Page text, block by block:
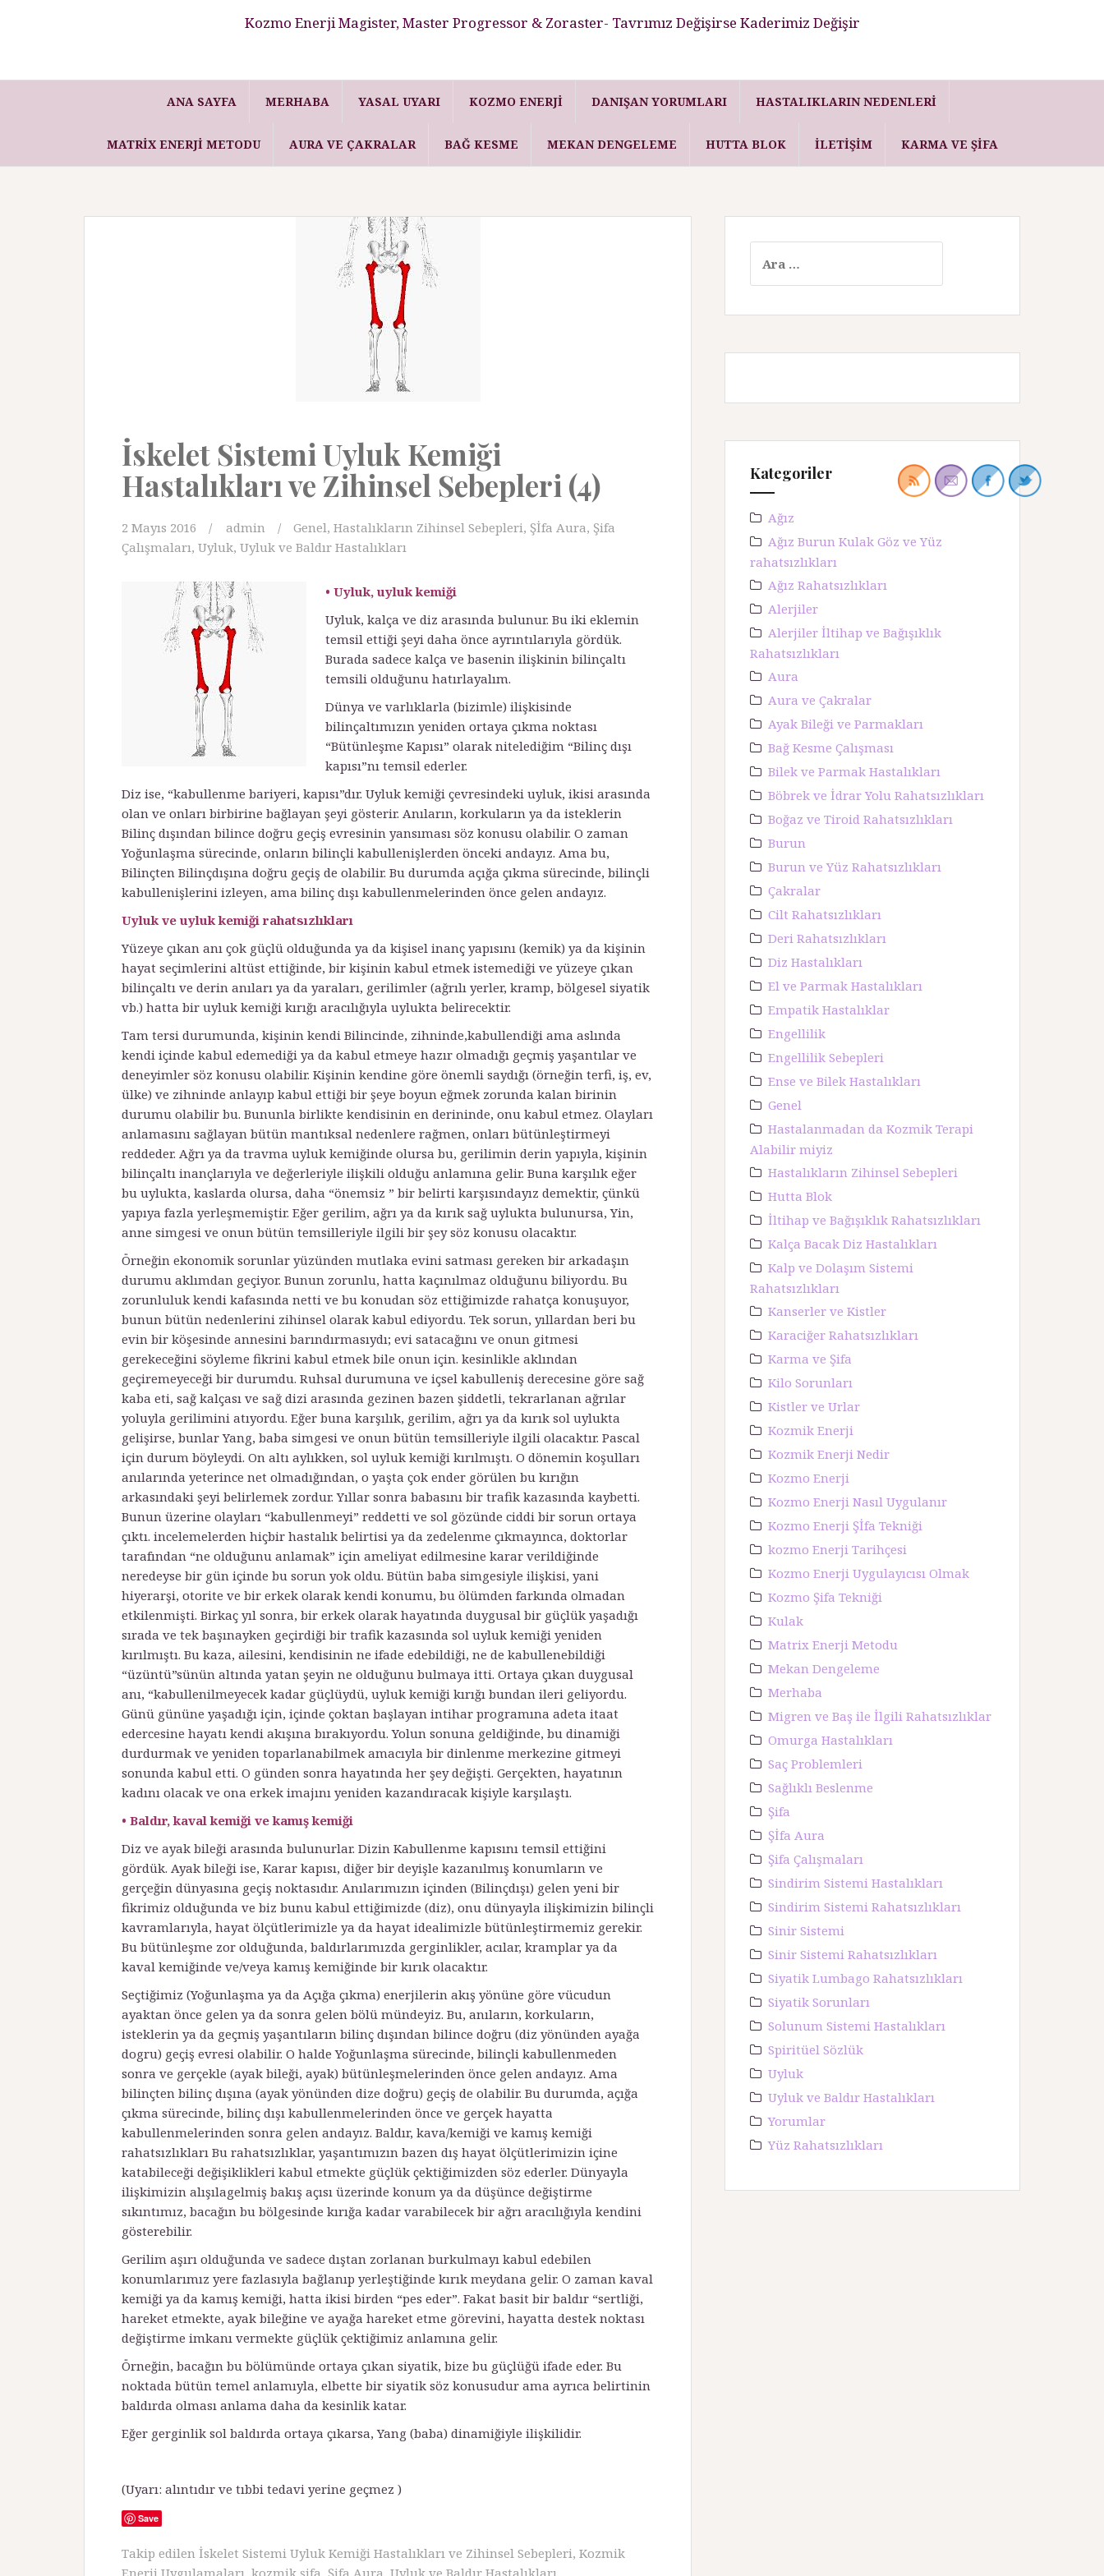
Kozmo Enerji Magister, Master Progressor & Zoraster- Tavrımız Değişirse Kaderimiz Değişir
ANA SAYFA MERHABA YASAL UYARI KOZMO ENERJI DANIŞAN YORUMLARI HASTALIKLARIN NEDENLERI
MATRIX ENERJI METODU AURA VE ÇAKRALAR BAĞ KESME MEKAN DENGELEME HUTTA BLOK İLETIŞIM KARMA VE ŞIFA
İskelet Sistemi Uyluk Kemiği
Hastalıkları ve Zihinsel Sebepleri (4)
2 Mayıs 2016 admin Genel, Hastalıkların Zihinsel Sebepleri, Şİfa Aura, Şifa
Çalışmaları, Uyluk, Uyluk ve Baldır Hastalıkları
• Uyluk, uyluk kemiği
Uyluk, kalça ve diz arasında bulunur. Bu iki eklemin
temsil ettiği şeyi daha önce ayrıntılarıyla gördük.
Burada sadece kalça ve basenin ilişkinin bilinçaltı
temsili olduğunu hatırlayalım.
Dünya ve varlıklarla (bizimle) ilişkisinde
bilinçaltımızın yeniden ortaya çıkma noktası
“Bütünleşme Kapısı” olarak nitelediğim “Bilinç dışı
kapısı”nı temsil ederler.
Diz ise, “kabullenme bariyeri, kapısı”dır. Uyluk kemiği çevresindeki uyluk, ikisi arasında
olan ve onları birbirine bağlayan şeyi gösterir. Anıların, korkuların ya da isteklerin
Bilinç dışından bilince doğru geçiş evresinin yansıması söz konusu olabilir. O zaman
Yoğunlaşma sürecinde, onların bilinçli kabullenişlerden önceki andayız. Ama bu,
Bilinçten Bilinçdışına doğru geçiş de olabilir. Bu durumda açığa çıkma sürecinde, bilinçli
kabullenişlerini izleyen, ama bilinç dışı kabullenmelerinden önce gelen andayız.
Uyluk ve uyluk kemiği rahatsızlıkları
Yüzeye çıkan anı çok güçlü olduğunda ya da kişisel inanç yapısını (kemik) ya da kişinin
hayat seçimlerini altüst ettiğinde, bir kişinin kabul etmek istemediği ve yüzeye çıkan
bilinçaltı ve derin anıları ya da yaraları, gerilimler (ağrılı yerler, kramp, bölgesel siyatik
vb.) hatta bir uyluk kemiği kırığı aracılığıyla uylukta belirecektir.
Tam tersi durumunda, kişinin kendi Bilincinde, zihninde,kabullendiği ama aslında
kendi içinde kabul edemediği ya da kabul etmeye hazır olmadığı geçmiş yaşantılar ve
deneyimler söz konusu olabilir. Kişinin kendine göre önemli saydığı (örneğin terfi, iş, ev,
ülke) ve zihninde anlayıp kabul ettiği bir şeye boyun eğmek zorunda kalan birinin
durumu olabilir bu. Bununla birlikte kendisinin en derininde, onu kabul etmez. Olayları
anlaması­nı sağlayan bütün mantıksal nedenlere rağmen, onları bütünleş­tirmeyi
reddeder. Ağrı ya da travma uyluk kemiğinde olursa bu, gerilimin derin yapıyla, kişinin
bilinçaltı inançlarıyla ve değerleriyle ilişkili olduğu anlamına gelir. Buna karşılık eğer
bu uylukta, kaslarda olursa, daha “önemsiz ” bir belirti karşısındayız demektir, çünkü
yapıya fazla yerleşmemiştir. Eğer gerilim, ağrı ya da kırık sağ uylukta bulunursa, Yin,
anne simgesi ve onun bütün temsilleriyle ilgili bir şey söz konusu olacaktır.
Örneğin ekonomik sorunlar yüzünden mutlaka evini satması gereken bir arkadaşın
durumu aklımdan geçiyor. Bunun zorunlu, hatta kaçınılmaz olduğunu biliyordu. Bu
zorunluluk kendi kafasında netti ve bu konudan söz ettiğimizde rahatça konuşuyor,
bunun bütün nedenlerini zihinsel olarak kabul ediyordu. Tek sorun, yıllardan beri bu
evin bir köşesinde annesini barındırmasıydı; evi satacağını ve onun gitmesi
gerekeceğini söyleme fikrini kabul etmek bile onun için. kesinlikle aklından
geçiremeyeceği bir durumdu. Ruhsal durumuna ve içsel kabulleniş derecesine göre sağ
kaba eti, sağ kalçası ve sağ dizi arasında gezinen bazen şiddetli, tekrarlanan ağrılar
yoluyla gerilimini atıyordu. Eğer buna karşılık, gerilim, ağrı ya da kırık sol uylukta
gelişirse, bunlar Yang, baba simgesi ve onun bütün temsilleriyle ilgili olacaktır. Pascal
için durum böyleydi. On altı aylıkken, sol uyluk kemiği kırılmıştı. O dönemin koşulları
anılarında yeterince net olmadığından, o yaşta çok ender görülen bu kırığın
arkasındaki şeyi belirlemek zordur. Yıllar sonra babasını bir trafik kazasında kaybetti.
Bunun üzerine olayları “kabullenmeyi” reddetti ve sol gözünde ciddi bir sorun ortaya
çıktı. incelemelerden hiçbir hastalık belirtisi ya da zedelenme çıkmayınca, doktorlar
tarafından “ne olduğunu anlamak” için ameliyat edilmesine karar verildi­ğinde
neredeyse bir gün içinde bu sorun yok oldu. Bütün baba simgesiyle ilişkisi, yani
hiyerarşi, otorite ve bir erkek olarak kendi konumu, bu ölümden farkında olmadan
etkilenmişti. Birkaç yıl sonra, bir erkek olarak hayatında duygusal bir güçlük yaşadı­ğı
sırada ve tek başınayken geçirdiği bir trafik kazasında sol uyluk kemiği yeniden
kırılmıştı. Bu kaza, ailesini, kendisinin ne ifade edebildiği, ne de kabullenebildiği
“üzüntü”sünün altında yatan şeyin ne olduğunu bulmaya itti. Ortaya çıkan duygusal
anı, “kabullenilmeyecek kadar güçlüydü, uyluk kemiği kırığı bundan ileri geliyordu.
Günü gününe yaşadığı için, içinde çoktan başlayan intihar programına adeta itaat
edercesine hayatı kendi akışı­na bırakıyordu. Yolun sonuna geldiğinde, bu dinamiği
durdurmak ve yeniden toparlanabilmek amacıyla bir dinlenme merkezine gitmeyi
sonunda kabul etti. O günden sonra hayatında her şey değişti. Gerçekten, hayatının
kadını olacak ve ona erkek imajını yeniden kazandıracak kişiyle karşılaştı.
• Baldır, kaval kemiği ve kamış kemiği
Diz ve ayak bileği arasında bulunurlar. Dizin Kabullenme kapısını temsil ettiğini
gördük. Ayak bileği ise, Karar kapısı, diğer bir deyişle kazanılmış konumların ve
gerçeğin dünyasına geçiş noktasıdır. Anılarımızın içinden (Bilinçdışı) gelen yeni bir
fikrimiz olduğunda ve biz bunu kabul ettiğimizde (diz), onu dünyayla ilişkimizin bilinçli
kavramlarıyla, hayat ölçütlerimizle ya da hayat idealimizle bütünleştirmemiz gerekir.
Bu bütünleşme zor olduğunda, baldırlarımızda gerginlikler, acılar, kramplar ya da
kaval kemiğinde ve/veya kamış kemiğinde bir kırık olacaktır.
Seçtiğimiz (Yoğunlaşma ya da Açığa çıkma) enerjilerin akış yö­nüne göre vücudun
ayaktan önce gelen ya da sonra gelen bölü­ mündeyiz. Bu, anıların, korkuların,
isteklerin ya da geçmiş ya­şantıların bilinç dışından bilince doğru (diz yönünden ayağa
dogru) geçiş evresi olabilir. O halde Yoğunlaşma sürecinde, bilinçli kabullenmeden
sonra ve gerçekle (ayak bileği, ayak) bü­tünleşmelerinden önce gelen andayız. Ama
bilinçten bilinç dışı­na (ayak yönünden dize doğru) geçiş de olabilir. Bu durumda, açığa
çıkma sürecinde, bilinç dışı kabullenmelerinden önce ve gerçek hayatta
kabullenmelerinden sonra gelen andayız. Baldır, kava/kemiği ve kamış kemiği
rahatsızlıkları Bu rahatsızlıklar, yaşantımızın bazen dış hayat ölçütlerimizin içine
katabileceği değişiklikleri kabul etmekte güçlük çektiğimizden söz ederler. Dünyayla
ilişkimizin alışılagelmiş bakış açısı üzerinde konum ya da düşünce değiştirme
sıkıntımız, bacağın bu bölgesinde kırığa kadar varabilecek bir ağrı aracılığıyla kendini
gösterebilir.
Gerilim aşırı olduğunda ve sadece dıştan zorlanan burkulmayı kabul edebilen
konumlarımız yere fazlasıyla bağlanıp yerleştiğinde kırık meydana gelir. O zaman kaval
kemi­ği ya da kamış kemiği, hatta ikisi birden “pes eder”. Fakat basit bir baldır “sertliği,
hareket etmekte, ayak bileğine ve ayağa hareket etme görevini, hayatta destek noktası
değiştirme imkanı vermekte güçlük çektiğimiz anlamına gelir.
Örneğin, bacağın bu bölümünde ortaya çıkan siyatik, bize bu güçlüğü ifade eder. Bu
noktada bütün temel anlamıyla, elbette bir siyatik söz konusudur ama ayrıca belirtinin
baldırda olması anlama daha da kesinlik katar.
Eğer gerginlik sol baldırda ortaya çıkarsa, Yang (baba) dinamiğiyle ilişkilidir.
(Uyarı: alıntıdır ve tıbbi tedavi yerine geçmez )
Save
Takip edilen İskelet Sistemi Uyluk Kemiği Hastalıkları ve Zihinsel Sebepleri, Kozmik
Enerji Uygulamaları kozmik şifa Şifa Aura Uyluk ve Baldır Hastalıkları
a
m
:
Kategoriler
Ağız
Ağız Burun Kulak Göz ve Yüz
rahatsızlıkları
Ağız Rahatsızlıkları
Alerjiler
Alerjiler İltihap ve Bağışıklık
Rahatsızlıkları
Aura
Aura ve Çakralar
Ayak Bileği ve Parmakları
Bağ Kesme Çalışması
Bilek ve Parmak Hastalıkları
Böbrek ve İdrar Yolu Rahatsızlıkları
Boğaz ve Tiroid Rahatsızlıkları
Burun
Burun ve Yüz Rahatsızlıkları
Çakralar
Cilt Rahatsızlıkları
Deri Rahatsızlıkları
Diz Hastalıkları
El ve Parmak Hastalıkları
Empatik Hastalıklar
Engellilik
Engellilik Sebepleri
Ense ve Bilek Hastalıkları
Genel
Hastalanmadan da Kozmik Terapi
Alabilir miyiz
Hastalıkların Zihinsel Sebepleri
Hutta Blok
İltihap ve Bağışıklık Rahatsızlıkları
Kalça Bacak Diz Hastalıkları
Kalp ve Dolaşım Sistemi
Rahatsızlıkları
Kanserler ve Kistler
Karaciğer Rahatsızlıkları
Karma ve Şifa
Kilo Sorunları
Kistler ve Urlar
Kozmik Enerji
Kozmik Enerji Nedir
Kozmo Enerji
Kozmo Enerji Nasıl Uygulanır
Kozmo Enerji Şİfa Tekniği
kozmo Enerji Tarihçesi
Kozmo Enerji Uygulayıcısı Olmak
Kozmo Şifa Tekniği
Kulak
Matrix Enerji Metodu
Mekan Dengeleme
Merhaba
Migren ve Baş ile İlgili Rahatsızlıklar
Omurga Hastalıkları
Saç Problemleri
Sağlıklı Beslenme
Şifa
Şİfa Aura
Şifa Çalışmaları
Sindirim Sistemi Hastalıkları
Sindirim Sistemi Rahatsızlıkları
Sinir Sistemi
Sinir Sistemi Rahatsızlıkları
Siyatik Lumbago Rahatsızlıkları
Siyatik Sorunları
Solunum Sistemi Hastalıkları
Spiritüel Sözlük
Uyluk
Uyluk ve Baldır Hastalıkları
Yorumlar
Yüz Rahatsızlıkları